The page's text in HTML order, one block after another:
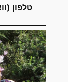
טלפון